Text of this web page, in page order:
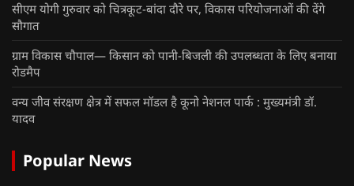
सीएम योगी गुरुवार को चित्रकूट-बांदा दौरे पर, विकास परियोजनाओं की देंगे
सौगात
ग्राम विकास चौपाल— किसान को पानी-बिजली की उपलब्धता के लिए बनाया
रोडमैप
वन्य जीव संरक्षण क्षेत्र में सफल मॉडल है कूनो नेशनल पार्क : मुख्यमंत्री डॉ.
यादव
Popular News